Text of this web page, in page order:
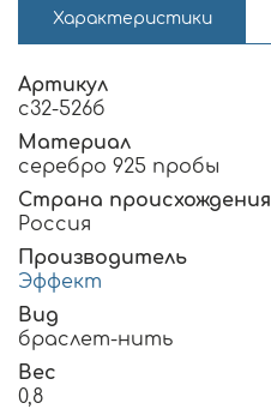
Характеристики
Артикул
с32-526б
Материал
серебро 925 пробы
Страна происхождения
Россия
Производитель
Эффект
Вид
браслет-нить
Вес
0,8